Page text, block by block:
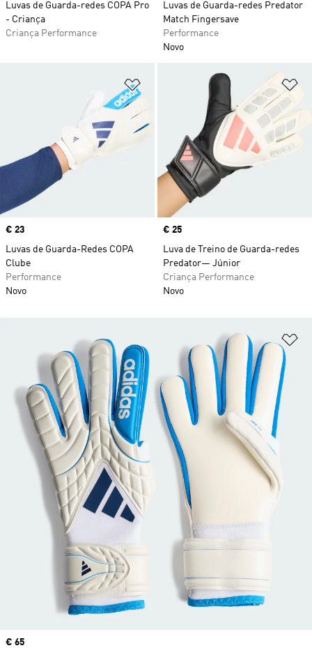
Luvas de Guarda-redes COPA Pro
- Criança
Criança Performance
Luvas de Guarda-redes Predator
Match Fingersave
Performance
Novo
Adicionar à Lista de Desejos
Price
€ 23
Luvas de Guarda-Redes COPA
Clube
Performance
Novo
Price
€ 25
Luva de Treino de Guarda-redes
Predator— Júnior
Criança Performance
Novo
Price
€ 65